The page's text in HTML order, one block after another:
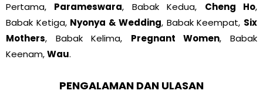
Pertama, Parameswara, Babak Kedua, Cheng Ho,
Babak Ketiga, Nyonya & Wedding, Babak Keempat, Six
Mothers, Babak Kelima, Pregnant Women, Babak
Keenam,Wau.
PENGALAMAN DAN ULASAN